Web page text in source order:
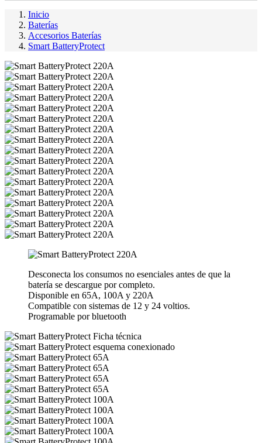
Inicio
Baterías
Accesorios Baterías
Smart BatteryProtect
Desconecta los consumos no esenciales antes de que la
batería se descargue por completo.
Disponible en 65A, 100A y 220A
Compatible con sistemas de 12 y 24 voltios.
Programable por bluetooth